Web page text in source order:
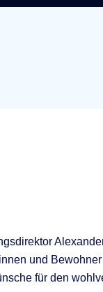
und
für den